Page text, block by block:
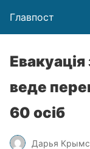
Главпост
веде
60 осіб
Дарья